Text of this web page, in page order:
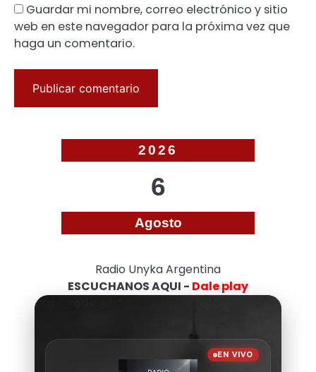
Guardar mi nombre, correo electrónico y sitio
web en este navegador para la próxima vez que
haga un comentario.
2026
6
Agosto
Radio Unyka Argentina
ESCUCHANOS AQUI - Dale play